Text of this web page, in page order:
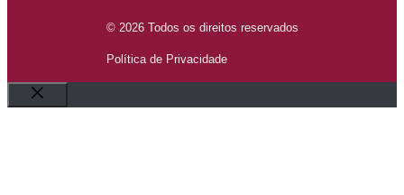
© 2026 Todos os direitos reservados
Política de Privacidade
Fechar